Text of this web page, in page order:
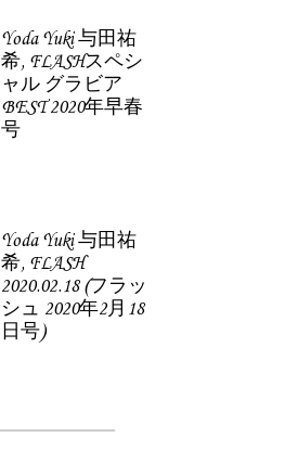
Yoda Yuki 与田祐
希, FLASHスペシ
ャル グラビア
BEST 2020年早春
号
Yoda Yuki 与田祐
希, FLASH
2020.02.18 (フラッ
シュ 2020年2月18
日号)